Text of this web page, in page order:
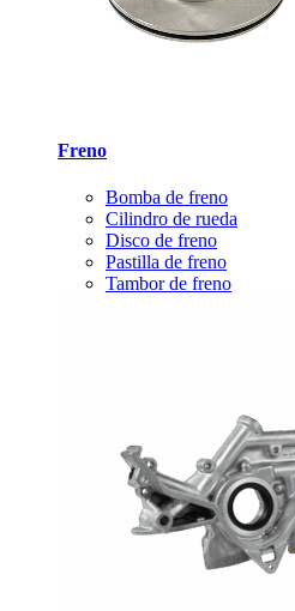
Freno
Bomba de freno
Cilindro de rueda
Disco de freno
Pastilla de freno
Tambor de freno